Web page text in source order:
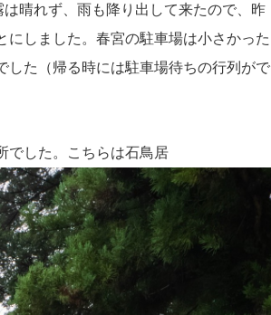
晴れず、雨も降り出して来たので、昨
にしました。春宮の駐車場は小さかった
した（帰る時には駐車場待ちの行列がで
でした。こちらは石鳥居